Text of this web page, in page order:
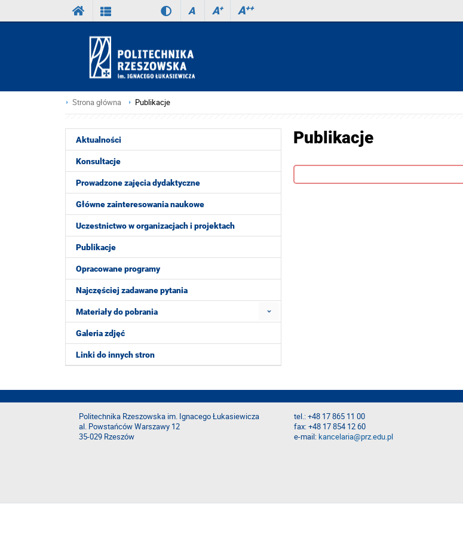
A A+ A++
Strona główna Publikacje
Aktualności
Konsultacje
Prowadzone zajęcia dydaktyczne
Główne zainteresowania naukowe
Uczestnictwo w organizacjach i projektach
Publikacje
Opracowane programy
Najczęściej zadawane pytania
Materiały do pobrania
Galeria zdjęć
Linki do innych stron
Publikacje
Politechnika Rzeszowska im. Ignacego Łukasiewicza
al. Powstańców Warszawy 12
35-029 Rzeszów
tel.: +48 17 865 11 00
fax: +48 17 854 12 60
e-mail:kancelaria@prz.edu.pl